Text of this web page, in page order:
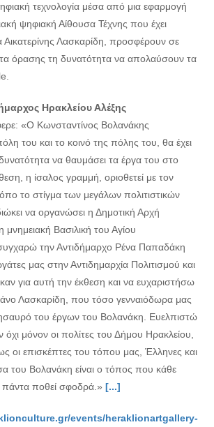
τεχνολογία μέσα από μια εφαρμογή
ψηφιακή Αίθουσα Τέχνης που έχει
Αικατερίνης Λασκαρίδη, προσφέρουν σε
όρασης τη δυνατότητα να απολαύσουν τα
Ηρακλείου Αλέξης
«Ο Κωνσταντίνος Βολανάκης
του και το κοινό της πόλης του, θα έχει
να θαυμάσει τα έργα του στο
η ίσαλος γραμμή, οριοθετεί με τον
το στίγμα των μεγάλων πολιτιστικών
να οργανώσει η Δημοτική Αρχή
μνημειακή Βασιλική του Αγίου
την Αντιδήμαρχο Ρένα Παπαδάκη
μας στην Αντιδημαρχία Πολιτισμού και
για αυτή την έκθεση και να ευχαριστήσω
Λασκαρίδη, που τόσο γενναιόδωρα μας
του έργων του Βολανάκη. Ευελπιστώ
μόνον οι πολίτες του Δήμου Ηρακλείου,
οι επισκέπτες του τόπου μας, Έλληνες και
του Βολανάκη είναι ο τόπος που κάθε
ποθεί σφοδρά.» [...]
events/heraklionartgallery-